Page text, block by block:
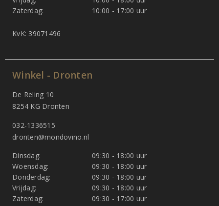
Zaterdag:
10:00 - 17:00 uur
KvK: 39071496
Winkel - Dronten
De Reling 10
8254 KG Dronten
032-1336515
dronten@mondovino.nl
Dinsdag:
09:30 - 18:00 uur
Woensdag:
09:30 - 18:00 uur
Donderdag:
09:30 - 18:00 uur
Vrijdag:
09:30 - 18:00 uur
Zaterdag:
09:30 - 17:00 uur